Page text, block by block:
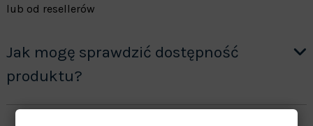
lub od resellerów
Jak mogę sprawdzić dostępność
produktu?